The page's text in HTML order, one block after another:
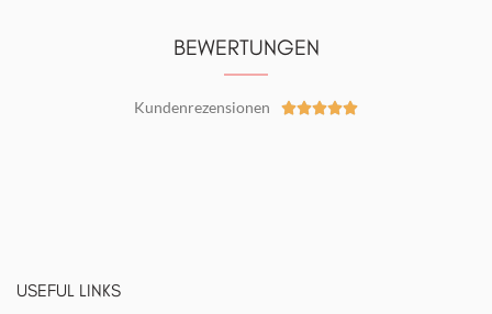
BEWERTUNGEN
Kundenrezensionen 
USEFUL LINKS